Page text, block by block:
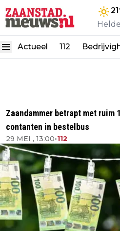
21
Actueel 112
Zaandammer betrapt met ruim
contanten in bestelbus
29 MEI , 13:00•112